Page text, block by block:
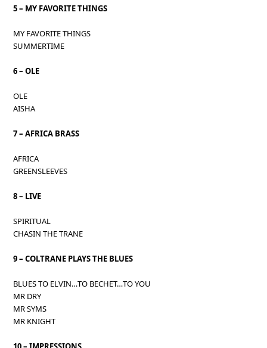
5 – MY FAVORITE THINGS
MY FAVORITE THINGS
SUMMERTIME
6 – OLE
OLE
AISHA
7 – AFRICA BRASS
AFRICA
GREENSLEEVES
8 – LIVE
SPIRITUAL
CHASIN THE TRANE
9 – COLTRANE PLAYS THE BLUES
BLUES TO ELVIN…TO BECHET…TO YOU
MR DRY
MR SYMS
MR KNIGHT